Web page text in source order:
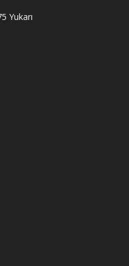
Yukarı